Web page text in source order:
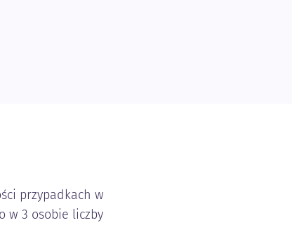
przypadkach w
w 3 osobie liczby